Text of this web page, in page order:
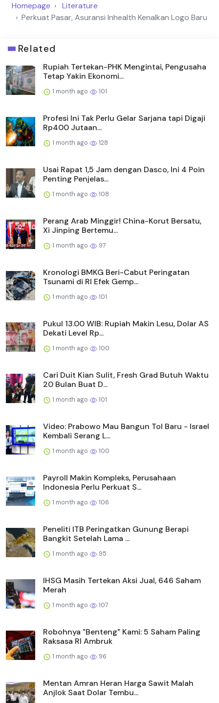
Homepage
Literature
Perkuat Pasar, Asuransi Inhealth Kenalkan Logo Baru
Related
Rupiah Tertekan-PHK Mengintai, Pengusaha
Tetap Yakin Ekonomi...
1 month ago 101
Profesi Ini Tak Perlu Gelar Sarjana tapi Digaji
Rp400 Jutaan...
1 month ago 128
Usai Rapat 1,5 Jam dengan Dasco, Ini 4 Poin
Penting Penjelas...
1 month ago 108
Perang Arab Minggir! China-Korut Bersatu,
Xi Jinping Bertemu...
1 month ago 97
Kronologi BMKG Beri-Cabut Peringatan
Tsunami di RI Efek Gemp...
1 month ago 101
Pukul 13.00 WIB: Rupiah Makin Lesu, Dolar AS
Dekati Level Rp...
1 month ago 100
Cari Duit Kian Sulit, Fresh Grad Butuh Waktu
20 Bulan Buat D...
1 month ago 101
Video: Prabowo Mau Bangun Tol Baru - Israel
Kembali Serang L...
1 month ago 100
Payroll Makin Kompleks, Perusahaan
Indonesia Perlu Perkuat S...
1 month ago 106
Peneliti ITB Peringatkan Gunung Berapi
Bangkit Setelah Lama ...
1 month ago 95
IHSG Masih Tertekan Aksi Jual, 646 Saham
Merah
1 month ago 107
Robohnya "Benteng" Kami: 5 Saham Paling
Raksasa RI Ambruk
1 month ago 96
Mentan Amran Heran Harga Sawit Malah
Anjlok Saat Dolar Tembu...